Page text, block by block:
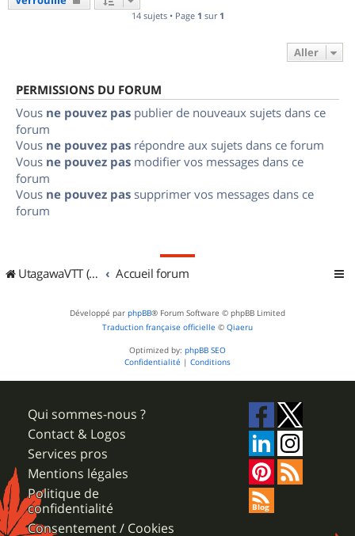
14 sujets • Page 1 sur 1
Aller
PERMISSIONS DU FORUM
Vous ne pouvez pas publier de nouveaux sujets dans ce
forum
Vous ne pouvez pas répondre aux sujets dans ce forum
Vous ne pouvez pas modifier vos messages dans ce
forum
Vous ne pouvez pas supprimer vos messages dans ce
forum
UtagawaVTT (Randos VTT et VTTAE avec traces GPS) Accueil forum
Développé par phpBB® Forum Software © phpBB Limited
Traduction française officielle © Qiaeru
Optimized by: phpBB SEO
Confidentialité | Conditions
Qui sommes-nous ?
Contact & Logos
Services pros
Mentions légales
Politique de
confidentialité
Consentement / Cookies